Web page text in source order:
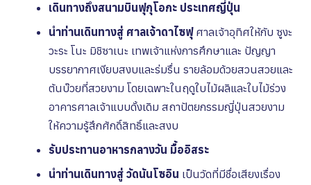
เดินทางถึงสนามบินฟุกุโอกะ ประเทศญี่ปุ่น
นำท่านเดินทางสู่ ศาลเจ้าดาไซฟุ ศาลเจ้าอุทิศให้กับ ซูงะ
วะระ โนะ มิชิซาเนะ เทพเจ้าแห่งการศึกษาและ ปัญญา
บรรยากาศเงียบสงบและร่มรื่น รายล้อมด้วยสวนสวยและ
ต้นบ๊วยที่สวยงาม โดยเฉพาะในฤดูใบไม้ผลิและใบไม้ร่วง
อาคารศาลเจ้าแบบดั้งเดิม สถาปัตยกรรมญี่ปุ่นสวยงาม
ให้ความรู้สึกศักดิ์สิทธิ์และสงบ
รับประทานอาหารกลางวัน มื้ออิสระ
นำท่านเดินทางสู่ วัดนันโซอิน เป็นวัดที่มีชื่อเสียงเรื่อง